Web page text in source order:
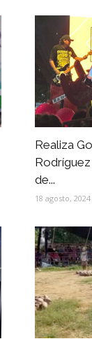
Realiza
de...
18 agosto, 2024